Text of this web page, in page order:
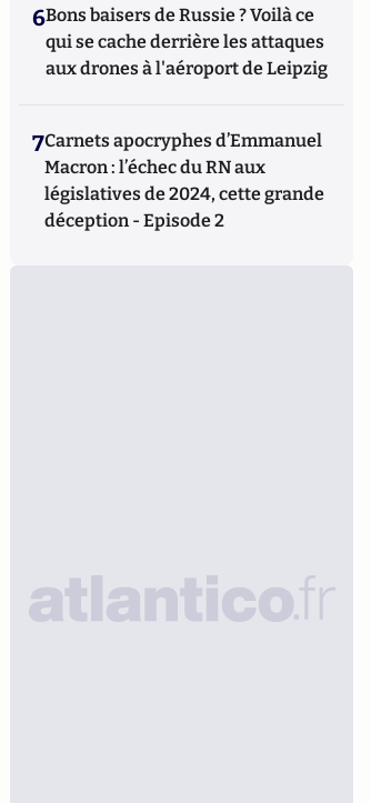
6Bons baisers de Russie ? Voilà ce
qui se cache derrière les attaques
aux drones à l'aéroport de Leipzig
7Carnets apocryphes d’Emmanuel
Macron : l’échec du RN aux
législatives de 2024, cette grande
déception - Episode 2